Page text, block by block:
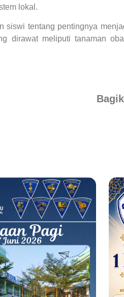
lokal.
tentang pentingnya
dirawat meliputi tanaman